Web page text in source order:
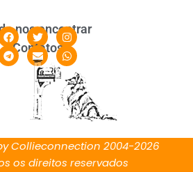
nos encontrar
Contatos
Collieconnection 2004-2026
os direitos reservados